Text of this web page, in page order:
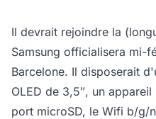
Il devrait rejoindre la
Samsung officialisera mi-
Barcelone. Il disposerait
OLED de 3,5″, un
port microSD, le Wifi b/g/